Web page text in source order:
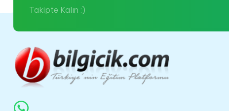
Takipte Kalın :)